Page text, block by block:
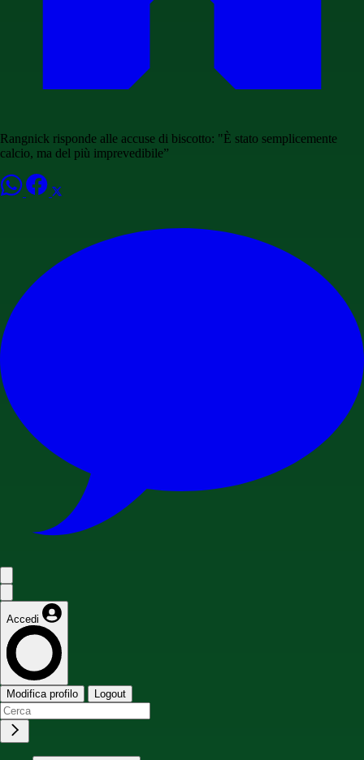
Rangnick risponde alle accuse di biscotto: "È stato semplicemente
calcio, ma del più imprevedibile”
Accedi
Modifica profilo Logout